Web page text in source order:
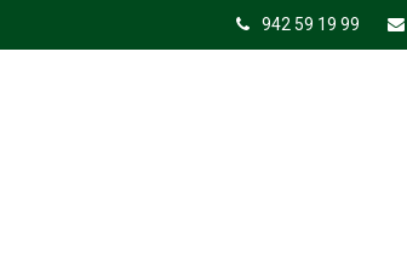
942 59 19 99